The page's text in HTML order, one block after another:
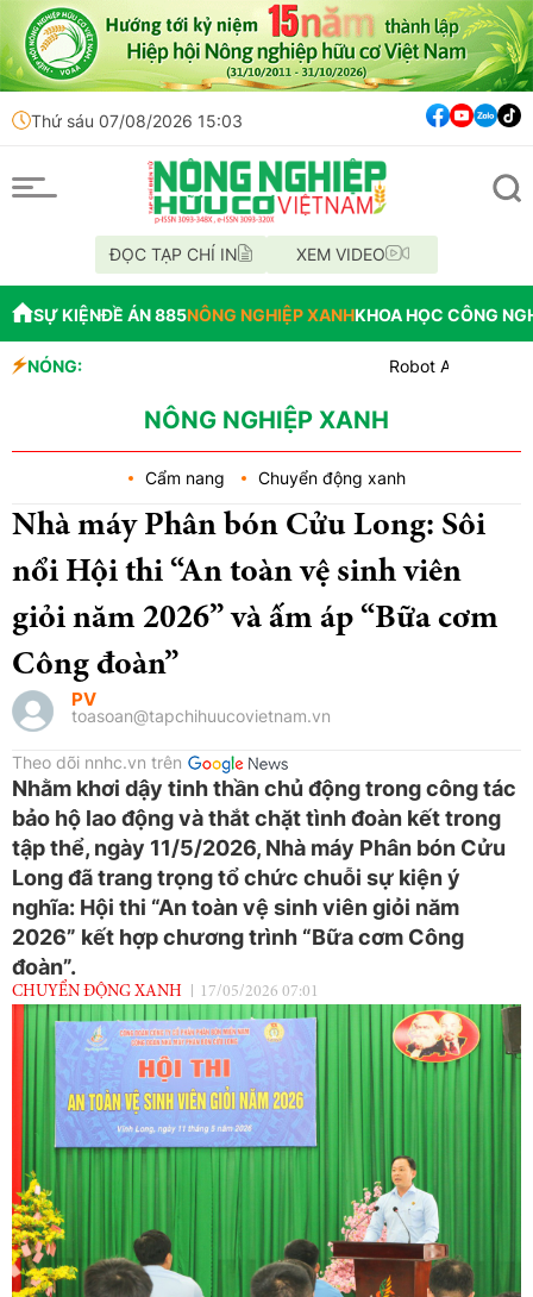
Thứ sáu 07/08/2026 15:03
ĐỌC TẠP CHÍ IN XEM VIDEO
SỰ KIỆNĐỀ ÁN 885NÔNG NGHIỆP XANHKHOA HỌC CÔNG
NÓNG:
Robot AI tiêm vaccine không
Đắk Lắk đơn giản hóa cho các
NÔNG NGHIỆP XANH
Cẩm nang Chuyển động xanh
Nhà máy Phân bón Cửu Long: Sôi
nổi Hội thi “An toàn vệ sinh viên
giỏi năm 2026” và ấm áp “Bữa cơm
Công đoàn”
PV
toasoan@tapchihuucovietnam.vn
Theo dõi nnhc.vn trên
Nhằm khơi dậy tinh thần chủ động trong công tác
bảo hộ lao động và thắt chặt tình đoàn kết trong
tập thể, ngày 11/5/2026, Nhà máy Phân bón Cửu
Long đã trang trọng tổ chức chuỗi sự kiện ý
nghĩa: Hội thi “An toàn vệ sinh viên giỏi năm
2026” kết hợp chương trình “Bữa cơm Công
đoàn”.
CHUYỂN ĐỘNG XANH 17/05/2026 07:01